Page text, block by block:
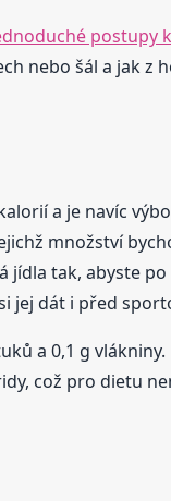
postupy
nebo šál a jak z
a je navíc
množství
tak, abyste
jej dát i před
a 0,1 g
což pro dietu